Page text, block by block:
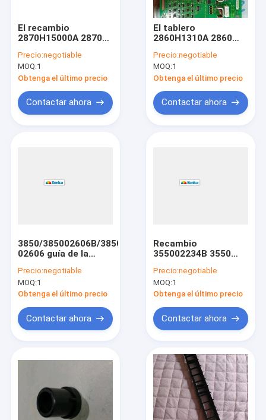
About Us
El recambio
2870H15000A 2870
de Konica utilizó
Precio:negotiable
MOQ:1
Obtenga el último precio
Contactar ahora
El tablero
2860H1310A 2860
de Konica Minilab
utilizó
Precio:negotiable
MOQ:1
Obtenga el último precio
Contactar ahora
3850/385002606B/3850
02606 guía de la
Konica
02606B/385002606
R1
Precio:negotiable
MOQ:1
Obtenga el último precio
Contactar ahora
Recambio
355002234B 3550
Konica
Precio:negotiable
MOQ:1
Obtenga el último precio
Contactar ahora